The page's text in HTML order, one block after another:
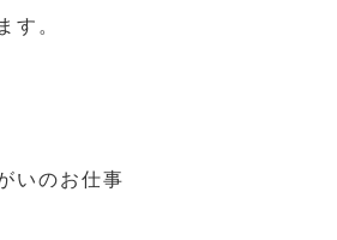
す。
いのお仕事